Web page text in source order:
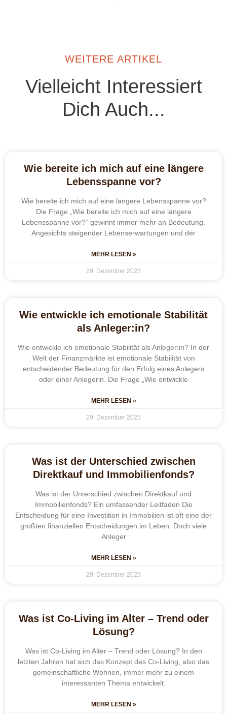
WEITERE ARTIKEL
Vielleicht Interessiert
Dich Auch...
Wie bereite ich mich auf eine längere
Lebensspanne vor?
Wie bereite ich mich auf eine längere Lebensspanne vor?
Die Frage „Wie bereite ich mich auf eine längere
Lebensspanne vor?“ gewinnt immer mehr an Bedeutung.
Angesichts steigender Lebenserwartungen und der
MEHR LESEN »
29. Dezember 2025
Wie entwickle ich emotionale Stabilität
als Anleger:in?
Wie entwickle ich emotionale Stabilität als Anleger:in? In der
Welt der Finanzmärkte ist emotionale Stabilität von
entscheidender Bedeutung für den Erfolg eines Anlegers
oder einer Anlegerin. Die Frage „Wie entwickle
MEHR LESEN »
29. Dezember 2025
Was ist der Unterschied zwischen
Direktkauf und Immobilienfonds?
Was ist der Unterschied zwischen Direktkauf und
Immobilienfonds? Ein umfassender Leitfaden Die
Entscheidung für eine Investition in Immobilien ist oft eine der
größten finanziellen Entscheidungen im Leben. Doch viele
Anleger
MEHR LESEN »
29. Dezember 2025
Was ist Co-Living im Alter – Trend oder
Lösung?
Was ist Co-Living im Alter – Trend oder Lösung? In den
letzten Jahren hat sich das Konzept des Co-Living, also das
gemeinschaftliche Wohnen, immer mehr zu einem
interessanten Thema entwickelt.
MEHR LESEN »